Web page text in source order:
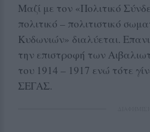
Μαζί με τον «Πολιτικό
πολιτικό – πολιτιστικό
Κυδωνιών» διαλύεται.
την επιστροφή των
του 1914 – 1917 ενώ τότε
ΣΕΓΑΣ.